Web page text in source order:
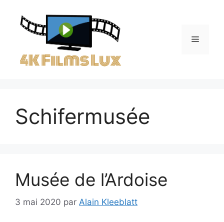
contenu
Menu
Schifermusée
Musée de l’Ardoise
3 mai 2020 par Alain Kleeblatt